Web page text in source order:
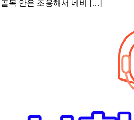
목 안은 조용해서 네비 […]